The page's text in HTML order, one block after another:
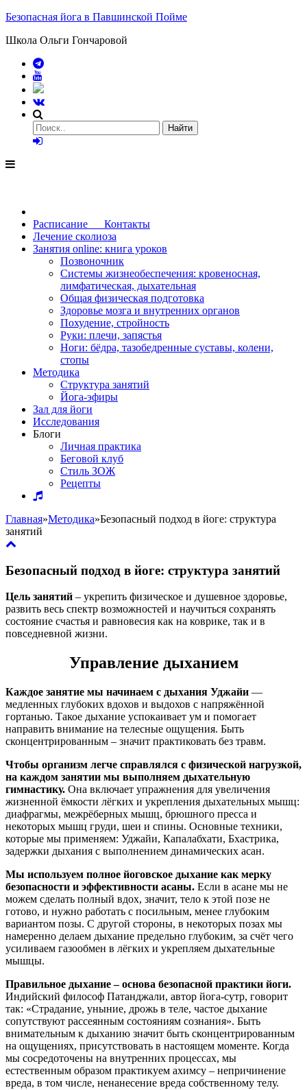
Безопасная йога в Павшинской Пойме
Школа Ольги Гончаровой
Расписание Контакты
Лечение сколиоза
Занятия online: книга уроков
Позвоночник
Системы жизнеобеспечения: кровеносная,
лимфатическая, дыхательная
Общая физическая подготовка
Здоровье мозга и внутренних органов
Похудение, стройность
Руки: плечи, запястья
Ноги: бёдра, тазобедренные суставы, колени,
стопы
Методика
Структура занятий
Йога-эфиры
Зал для йоги
Исследования
Блоги
Личная практика
Беговой клуб
Стиль ЗОЖ
Рецепты
Главная»Методика»Безопасный подход в йоге: структура
занятий
Безопасный подход в йоге: структура занятий
Цель занятий – укрепить физическое и душевное здоровье,
развить весь спектр возможностей и научиться сохранять
состояние счастья и равновесия как на коврике, так и в
повседневной жизни.
Управление дыханием
Каждое занятие мы начинаем с дыхания Уджайи —
медленных глубоких вдохов и выдохов с напряжëнной
гортанью. Такое дыхание успокаивает ум и помогает
направить внимание на телесные ощущения. Быть
сконцентрированным – значит практиковать без травм.
Чтобы организм легче справлялся с физической нагрузкой,
на каждом занятии мы выполняем дыхательную
гимнастику. Она включает упражнения для увеличения
жизненной ëмкости лëгких и укрепления дыхательных мышц:
диафрагмы, межрёберных мышц, брюшного пресса и
некоторых мышц груди, шеи и спины. Основные техники,
которые мы применяем: Уджайи, Капалабхати, Бхастрика,
задержки дыхания с выполнением динамических асан.
Мы используем полное йоговское дыхание как мерку
безопасности и эффективности асаны. Если в асане мы не
можем сделать полный вдох, значит, тело к этой позе не
готово, и нужно работать с посильным, менее глубоким
вариантом позы. С другой стороны, в некоторых позах мы
намеренно делаем дыхание предельно глубоким, за счëт чего
усиливаем газообмен в лëгких и укрепляем дыхательные
мышцы.
Правильное дыхание – основа безопасной практики йоги.
Индийский философ Патанджали, автор йога-сутр, говорит
так: «Страдание, уныние, дрожь в теле, частое дыхание
сопутствуют рассеянным состояниям сознания». Быть
внимательным к дыханию значит быть сконцентрированным
на ощущениях, присутствовать в настоящем моменте. Когда
мы сосредоточены на внутренних процессах, мы
естественным образом практикуем ахимсу – непричинение
вреда, в том числе, ненанесение вреда собственному телу.